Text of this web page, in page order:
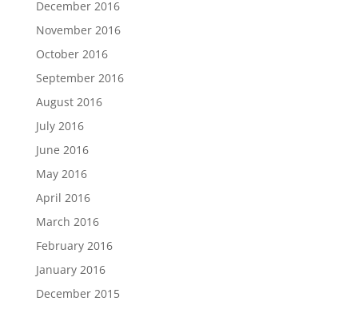
December 2016
November 2016
October 2016
September 2016
August 2016
July 2016
June 2016
May 2016
April 2016
March 2016
February 2016
January 2016
December 2015